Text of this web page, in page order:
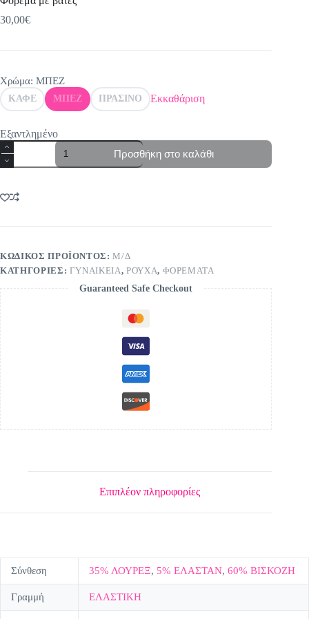
30,00€
Χρώμα: ΜΠΕΖ
ΚΑΦΕ ΜΠΕΖ ΠΡΑΣΙΝΟ Εκκαθάριση
Εξαντλημένο
Φόρεμα
με
βάτες
Προσθήκη στο καλάθι
ΚΩΔΙΚΌΣ ΠΡΟΪΌΝΤΟΣ:Μ/Δ
ΚΑΤΗΓΟΡΊΕΣ: ΓΥΝΑΙΚΕΙΑ, ΡΟΥΧΑ, ΦΟΡΕΜΑΤΑ
Guaranteed Safe Checkout
Επιπλέον πληροφορίες
Σύνθεση 35% ΛΟΥΡΕΞ, 5% ΕΛΑΣΤΑΝ, 60% ΒΙΣΚΟΖΗ
Γραμμή ΕΛΑΣΤΙΚΗ